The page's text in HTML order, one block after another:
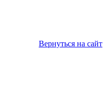
Вернуться на сайт